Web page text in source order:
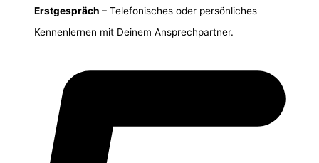
Erstgespräch – Telefonisches oder persönliches
Kennenlernen mit Deinem Ansprechpartner.